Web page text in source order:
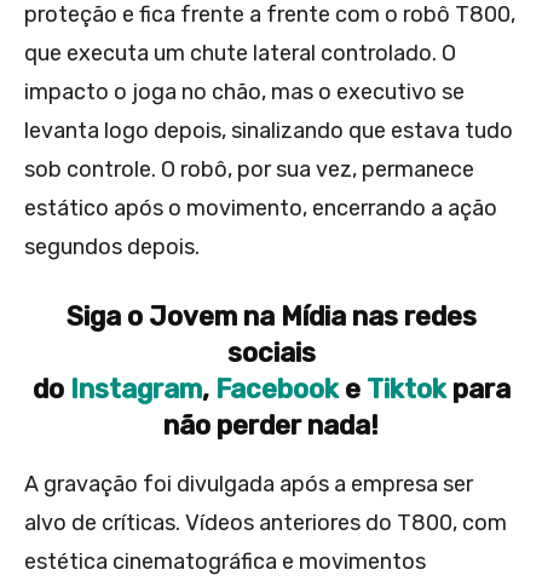
proteção e fica frente a frente com o robô T800,
que executa um chute lateral controlado. O
impacto o joga no chão, mas o executivo se
levanta logo depois, sinalizando que estava tudo
sob controle. O robô, por sua vez, permanece
estático após o movimento, encerrando a ação
segundos depois.
Siga o Jovem na Mídia nas redes
sociais
do Instagram, Facebooke Tiktokpara
não perder nada!
A gravação foi divulgada após a empresa ser
alvo de críticas. Vídeos anteriores do T800, com
estética cinematográfica e movimentos